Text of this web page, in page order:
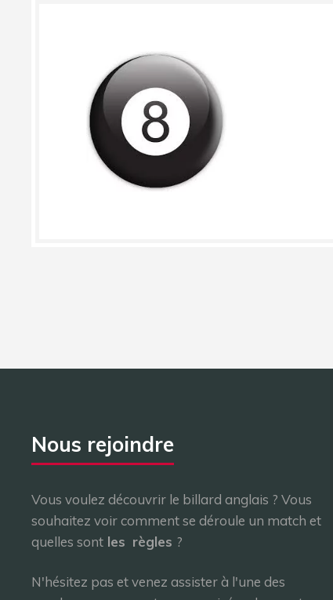
Nous rejoindre
Vous voulez découvrir le billard anglais ? Vous
souhaitez voir comment se déroule un match et
quelles sont les règles ?
N'hésitez pas et venez assister à l'une des